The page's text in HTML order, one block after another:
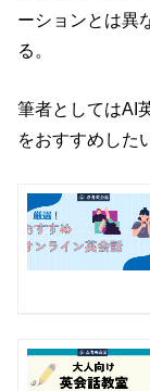
ーションとは異
る。
筆者としてはAI
をおすすめした